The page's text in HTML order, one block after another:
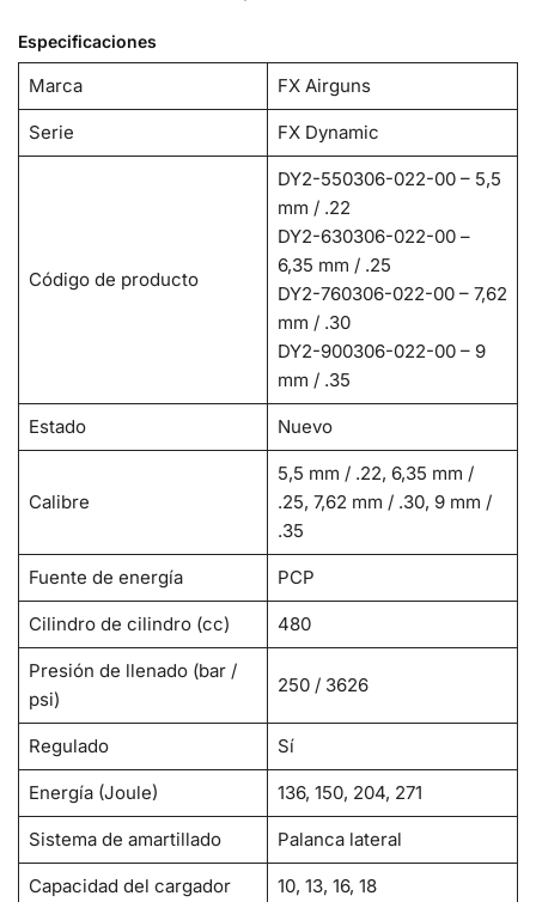
Especificaciones
Marca FX Airguns
Serie FX Dynamic
Código de producto
DY2-550306-022-00 – 5,5
mm / .22
DY2-630306-022-00 –
6,35 mm / .25
DY2-760306-022-00 – 7,62
mm / .30
DY2-900306-022-00 – 9
mm / .35
Estado Nuevo
Calibre
5,5 mm / .22, 6,35 mm /
.25, 7,62 mm / .30, 9 mm /
.35
Fuente de energía PCP
Cilindro de cilindro (cc) 480
Presión de llenado (bar /
psi)
250 / 3626
Regulado Sí
Energía (Joule) 136, 150, 204, 271
Sistema de amartillado Palanca lateral
Capacidad del cargador 10, 13, 16, 18